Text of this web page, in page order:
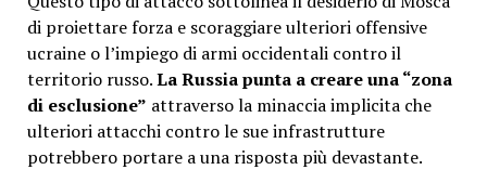
di proiettare forza e scoraggiare ulteriori offensive
ucraine o l’impiego di armi occidentali contro il
territorio russo.La Russia punta a creare una “zona
di esclusione” attraverso la minaccia implicita che
ulteriori attacchi contro le sue infrastrutture
potrebbero portare a una risposta più devastante.